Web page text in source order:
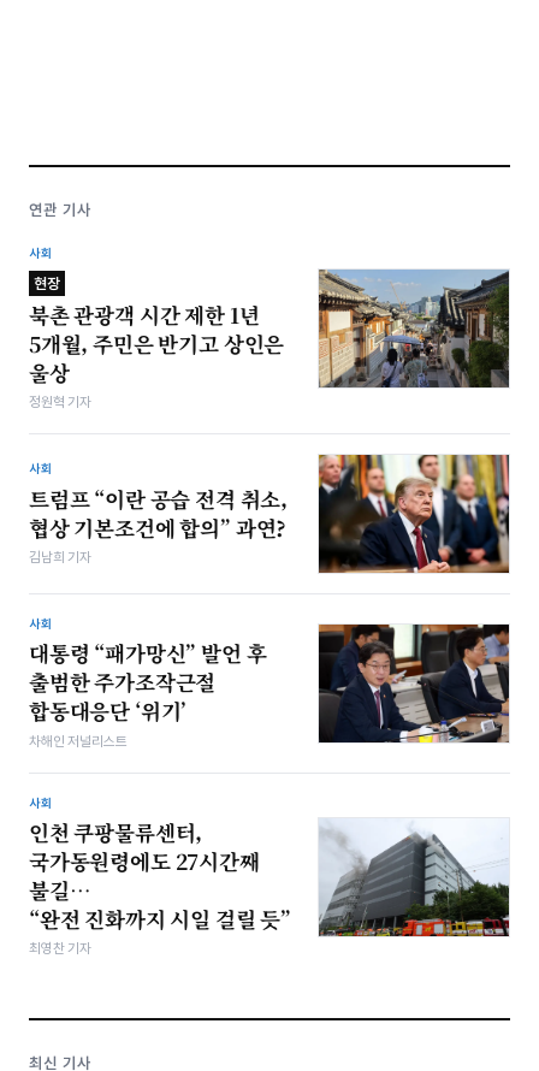
연관 기사
사회
현장
북촌 관광객 시간 제한 1년
5개월, 주민은 반기고 상인은
울상
정원혁 기자
사회
트럼프 “이란 공습 전격 취소,
협상 기본조건에 합의” 과연?
김남희 기자
사회
대통령 “패가망신” 발언 후
출범한 주가조작근절
합동대응단 ‘위기’
차해인 저널리스트
사회
인천 쿠팡물류센터,
국가동원령에도 27시간째
불길…
“완전 진화까지 시일 걸릴 듯”
최영찬 기자
최신 기사